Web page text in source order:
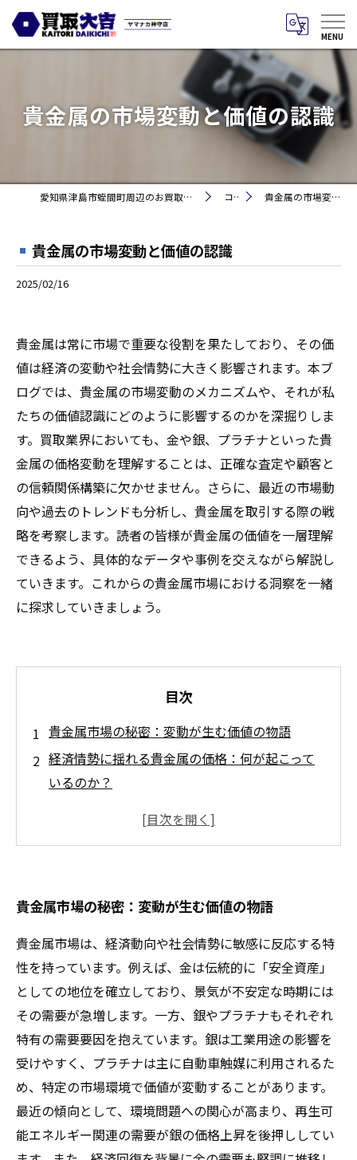
貴金属の市場変動と価値の認識
愛知県津島市蛭間町周辺のお買取りなら買取大吉 ヤマナカ神守店 コラム 貴金属の市場変動と価値の認識
貴金属の市場変動と価値の認識
2025/02/16
貴金属は常に市場で重要な役割を果たしており、その価
値は経済の変動や社会情勢に大きく影響されます。本ブ
ログでは、貴金属の市場変動のメカニズムや、それが私
たちの価値認識にどのように影響するのかを深掘りしま
す。買取業界においても、金や銀、プラチナといった貴
金属の価格変動を理解することは、正確な査定や顧客と
の信頼関係構築に欠かせません。さらに、最近の市場動
向や過去のトレンドも分析し、貴金属を取引する際の戦
略を考察します。読者の皆様が貴金属の価値を一層理解
できるよう、具体的なデータや事例を交えながら解説し
ていきます。これからの貴金属市場における洞察を一緒
に探求していきましょう。
目次
貴金属市場の秘密：変動が生む価値の物語
経済情勢に揺れる貴金属の価格：何が起こって
いるのか？
金、銀、プラチナの価格変動：過去から学ぶ教
未来を見据えた貴金属投資：市場動向を読み解
く
貴金属市場の未来：変化を恐れずに価値を見出
そう
貴金属市場の秘密：変動が生む価値の物語
貴金属市場は、経済動向や社会情勢に敏感に反応する特
性を持っています。例えば、金は伝統的に「安全資産」
としての地位を確立しており、景気が不安定な時期には
その需要が急増します。一方、銀やプラチナもそれぞれ
特有の需要要因を抱えています。銀は工業用途の影響を
受けやすく、プラチナは主に自動車触媒に利用されるた
め、特定の市場環境で価値が変動することがあります。
最近の傾向として、環境問題への関心が高まり、再生可
能エネルギー関連の需要が銀の価格上昇を後押ししてい